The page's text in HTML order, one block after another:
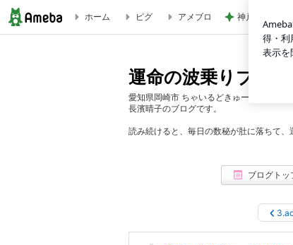
【満月文化祭のご案内】おのころ心平先生、来場決定！
ホーム ピグ アメブロ 神戸新作ガラ
運命の波乗りブログ
愛知県岡崎市 ちゃいるどきゅーとde活動中
長濱晴子のブログです。
読み続けると、毎日の数秘が肚に落ちて
ブログトッ